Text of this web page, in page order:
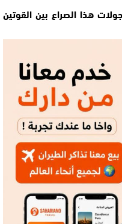
هذا الصراع بين القوتين